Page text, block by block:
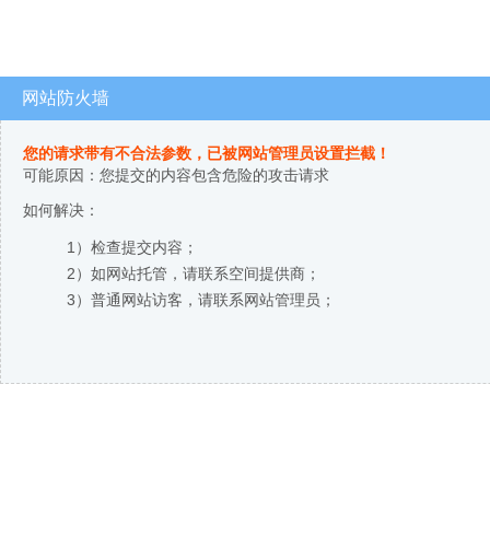
网站防火墙
您的请求带有不合法参数，已被网站管理员设置拦截！
可能原因：您提交的内容包含危险的攻击请求
如何解决：
1）检查提交内容；
2）如网站托管，请联系空间提供商；
3）普通网站访客，请联系网站管理员；